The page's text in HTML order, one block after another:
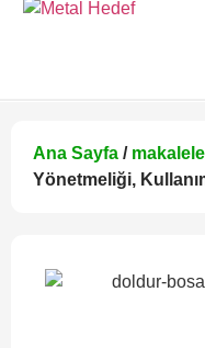
Ana Sayfa /
Yönetmeliği,